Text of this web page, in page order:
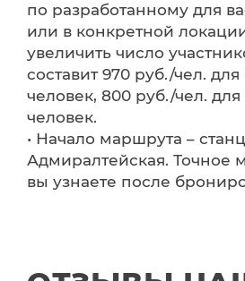
по разработанному для
или в конкретной
увеличить число
составит 970 руб./чел.
человек, 800 руб./чел.
человек.
• Начало маршрута –
Адмиралтейская. Точное
вы узнаете после